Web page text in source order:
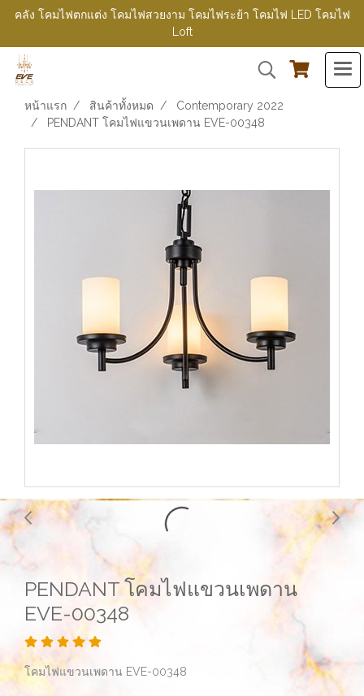
คลัง โคมไฟตกแต่ง โคมไฟสวยงาม โคมไฟระย้า โคมไฟ LED โคมไฟ
Loft
หน้าแรก สินค้าทั้งหมด
Contemporary 2022
PENDANT โคมไฟแขวนเพดาน EVE-00348
PENDANT โคมไฟแขวนเพดาน
EVE-00348
โคมไฟแขวนเพดาน EVE-00348